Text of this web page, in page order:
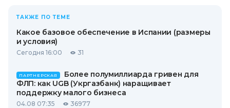
ТАКЖЕ ПО ТЕМЕ
Какое базовое обеспечение в Испании (размеры
и условия)
Сегодня 16:00 31
ПАРТНЕРСКАЯ
Более полумиллиарда гривен для
ФЛП: как UGB (Укргазбанк) наращивает
поддержку малого бизнеса
04.08 07:35 36977